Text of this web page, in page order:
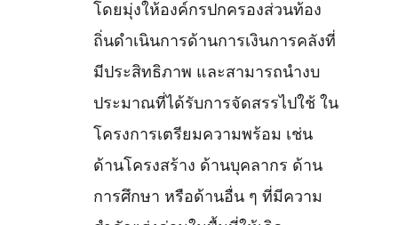
โดยมุ่งให้องค์กรปกครองส่วนท้อง
ถิ่นดำเนินการด้านการเงินการคลังที่
มีประสิทธิภาพ และสามารถนำงบ
ประมาณที่ได้รับการจัดสรรไปใช้ ใน
โครงการเตรียมความพร้อม เช่น
ด้านโครงสร้าง ด้านบุคลากร ด้าน
การศึกษา หรือด้านอื่น ๆ ที่มีความ